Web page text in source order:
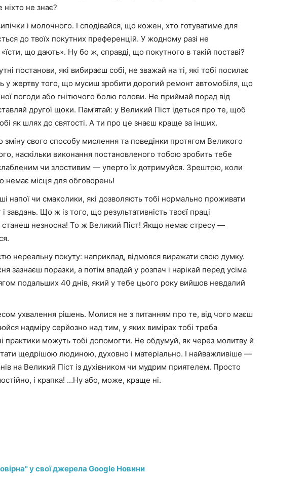
не знає?
і молочного. І сподівайся, що кожен, хто готуватиме для
до твоїх покутних преференцій. У жодному разі не
що дають». Ну бо ж, справді, що покутного в такій поставі?
постанови, які вибираєш собі, не зважай на ті, які тобі посилає
у жертву того, що мусиш зробити дорогий ремонт автомобіля, що
погоди або гнітючого болю голови. Не приймай порад від
другої щоки. Пам’ятай: у Великий Піст ідеться про те, щоб
як шлях до святості. А ти про це знаєш краще за інших.
зміну свого способу мислення та поведінки протягом Великого
наскільки виконання постановленого тобою зробить тебе
чи злостивим — уперто їх дотримуйся. Зрештою, коли
немає місця для обговорень!
напої чи смаколики, які дозволяють тобі нормально проживати
завдань. Що ж із того, що результативність твоєї праці
незносна! То ж Великий Піст! Якщо немає стресу —
нереальну покуту: наприклад, відмовся виражати свою думку.
зазнаєш поразки, а потім впадай у розпач і нарікай перед усіма
подальших 40 днів, який у тебе цього року вийшов невдалий
ухвалення рішень. Молися не з питанням про те, від чого маєш
надміру серйозно над тим, у яких вимірах тобі треба
практики можуть тобі допомогти. Не обдумуй, як через молитву й
щедрішою людиною, духовно і матеріально. І найважливіше —
на Великий Піст із духівником чи мудрим приятелем. Просто
і крапка! …Ну або, може, краще ні.
у свої джерела Google Новини